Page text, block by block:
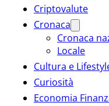
Criptovalute
Cronaca
Cronaca
Locale
Cultura e
Curiosità
Economia